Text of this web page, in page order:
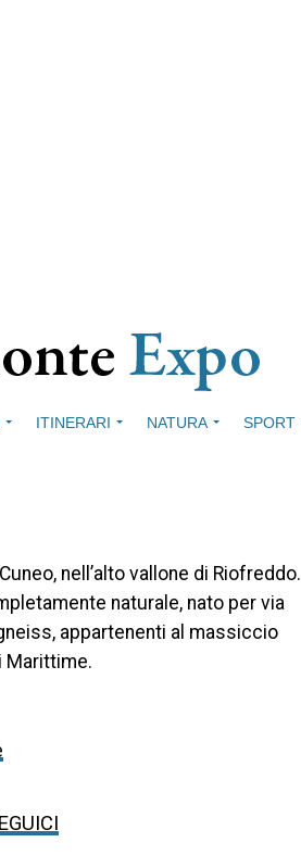
ITINERARI NATURA SPORT
nell’alto vallone di Riofreddo.
naturale, nato per via
appartenenti al massiccio
Marittime.